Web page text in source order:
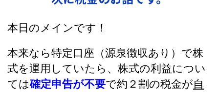
本日のメインです！
本来なら特定口座（源泉徴収あり）で株
式を運用していたら、株式の利益につい
ては確定申告が不要で約２割の税金が自